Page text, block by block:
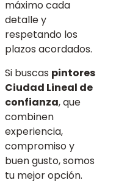
máximo cada
detalle y
respetando los
plazos acordados.
Si buscas pintores
Ciudad Lineal de
confianza, que
combinen
experiencia,
compromiso y
buen gusto, somos
tu mejor opción.